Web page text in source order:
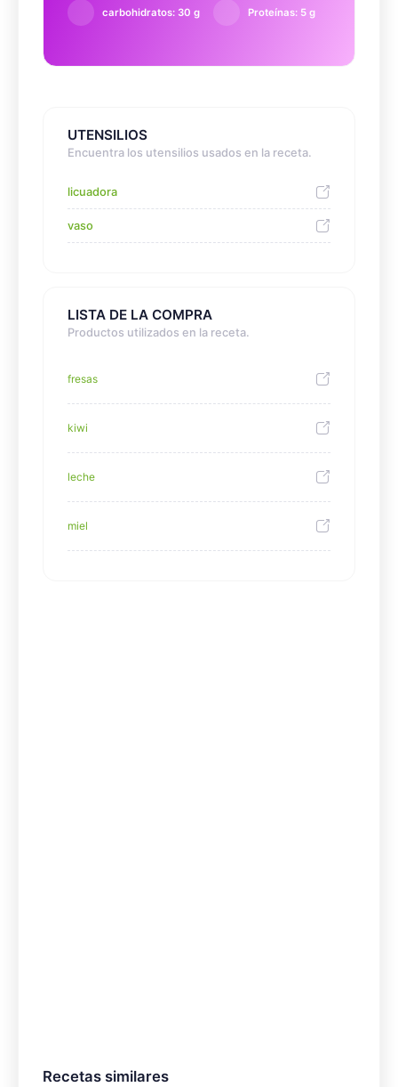
carbohidratos: 30 g Proteínas: 5 g
UTENSILIOS
Encuentra los utensilios usados en la receta.
licuadora
vaso
LISTA DE LA COMPRA
Productos utilizados en la receta.
fresas
kiwi
leche
miel
Recetas similares